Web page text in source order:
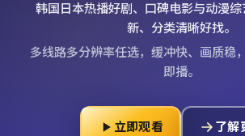
韩国日本热播好剧、口碑电影与动漫
新、分类清晰好找。
多线路多分辨率任选，缓冲快、画质稳
即播。
立即观看 了解